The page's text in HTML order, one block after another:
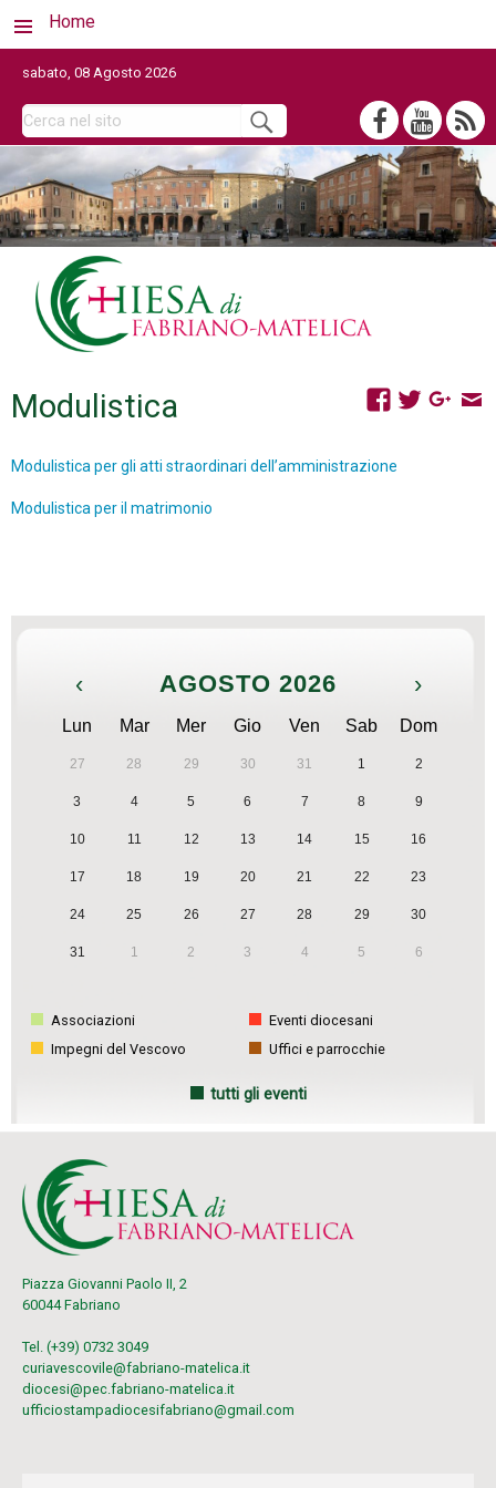
Home
sabato, 08 Agosto 2026
Modulistica
Modulistica per gli atti straordinari dell’amministrazione
Modulistica per il matrimonio
‹ AGOSTO 2026 ›
Lun Mar Mer Gio Ven Sab Dom
27 28 29 30 31 1 2
3 4 5 6 7 8 9
10 11 12 13 14 15 16
17 18 19 20 21 22 23
24 25 26 27 28 29 30
31 1 2 3 4 5 6
Associazioni
Eventi diocesani
Impegni del Vescovo
Uffici e parrocchie
tutti gli eventi
Piazza Giovanni Paolo II, 2
60044 Fabriano
Tel. (+39) 0732 3049
curiavescovile@fabriano-matelica.it
diocesi@pec.fabriano-matelica.it
ufficiostampadiocesifabriano@gmail.com